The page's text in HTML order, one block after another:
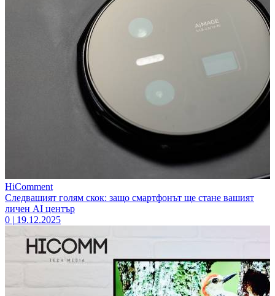
HiComment
Следващият голям скок: защо смартфонът ще стане вашият
личен AI център
0 | 19.12.2025